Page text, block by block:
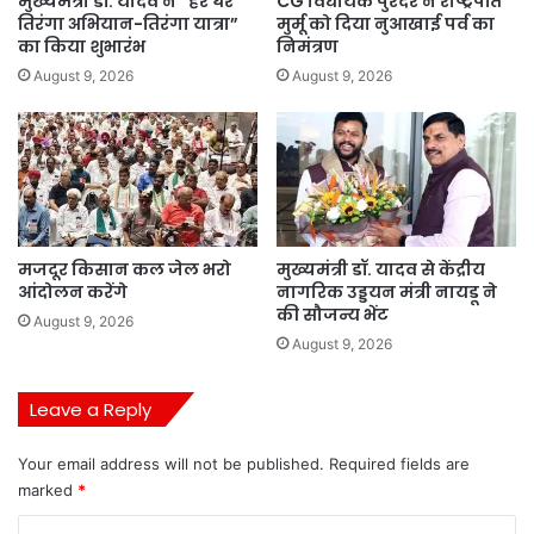
तिरंगा अभियान-तिरंगा यात्रा”
का किया शुभारंभ
August 9, 2026
मुर्मू को दिया नुआखाई पर्व का
निमंत्रण
August 9, 2026
मजदूर किसान कल जेल भरो
आंदोलन करेंगे
August 9, 2026
मुख्यमंत्री डॉ. यादव से केंद्रीय
नागरिक उड्डयन मंत्री नायडू ने
की सौजन्य भेंट
August 9, 2026
Leave a Reply
Your email address will not be published. Required fields are
marked *